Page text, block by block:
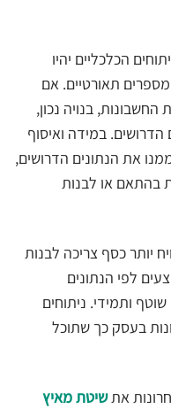
הכלכליים יהיו
תאורטיים. אם
בנויה נכון,
במידה ואיסוף
את הנתונים הדרושים,
בהתאם או לבנות
יותר כסף צריכה לבנות
לפי הנתונים
ותמידי. ניתוחים
בעסק כך שתוכל
שיטת מאיץ